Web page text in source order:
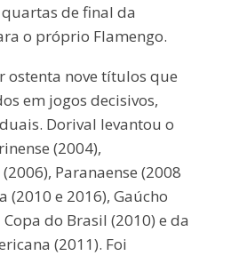
de final da
o próprio Flamengo.
ostenta nove títulos que
em jogos decisivos,
Dorival levantou o
(2004),
Paranaense (2008
(2010 e 2016), Gaúcho
do Brasil (2010) e da
(2011). Foi